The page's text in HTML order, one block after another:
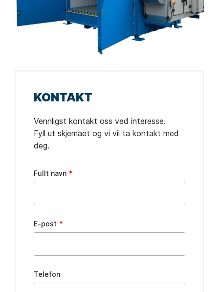
KONTAKT
Vennligst kontakt oss ved interesse.
Fyll ut skjemaet og vi vil ta kontakt med
deg.
this
Fullt navn
E-post
Telefon